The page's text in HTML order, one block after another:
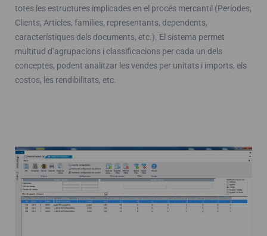
totes les estructures implicades en el procés mercantil (Períodes,
Clients, Articles, famílies, representants, dependents,
característiques dels documents, etc.). El sistema permet
multitud d’agrupacions i classificacions per cada un dels
conceptes, podent analitzar les vendes per unitats i imports, els
costos, les rendibilitats, etc.